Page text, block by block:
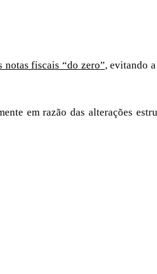
notas fiscais “do zero”, evitando
em razão das alterações